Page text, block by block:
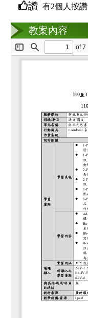
教案互動
讚 有2個人按讚
教案內容